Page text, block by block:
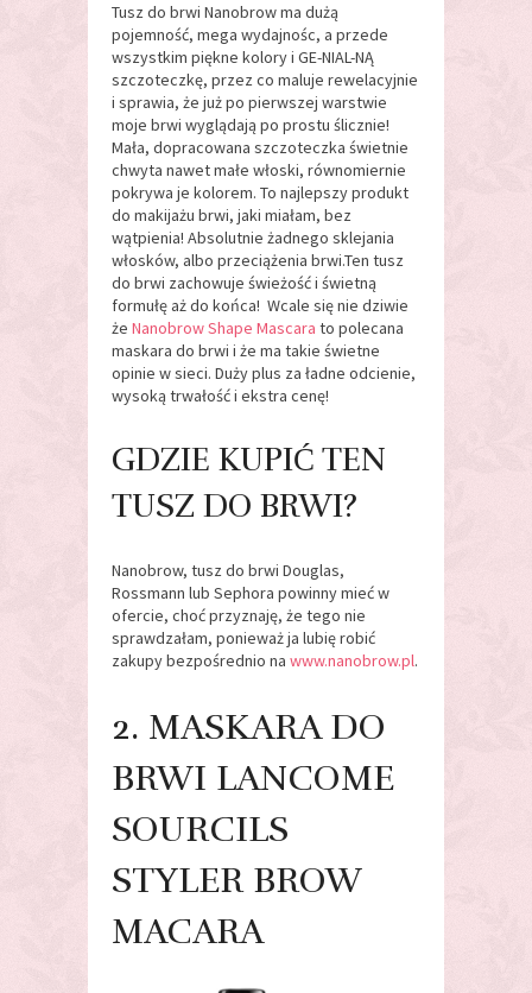
Tusz do brwi Nanobrow ma dużą
pojemność, mega wydajnośc, a przede
wszystkim piękne kolory i GE-NIAL-NĄ
szczoteczkę, przez co maluje rewelacyjnie
i sprawia, że już po pierwszej warstwie
moje brwi wyglądają po prostu ślicznie!
Mała, dopracowana szczoteczka świetnie
chwyta nawet małe włoski, równomiernie
pokrywa je kolorem. To najlepszy produkt
do makijażu brwi, jaki miałam, bez
wątpienia! Absolutnie żadnego sklejania
włosków, albo przeciążenia brwi.Ten tusz
do brwi zachowuje świeżość i świetną
formułę aż do końca! Wcale się nie dziwie
że Nanobrow Shape Mascara to polecana
maskara do brwi i że ma takie świetne
opinie w sieci. Duży plus za ładne odcienie,
wysoką trwałość i ekstra cenę!
GDZIE KUPIĆ TEN
TUSZ DO BRWI?
Nanobrow, tusz do brwi Douglas,
Rossmann lub Sephora powinny mieć w
ofercie, choć przyznaję, że tego nie
sprawdzałam, ponieważ ja lubię robić
zakupy bezpośrednio na www.nanobrow.pl.
2. MASKARA DO
BRWI LANCOME
SOURCILS
STYLER BROW
MACARA